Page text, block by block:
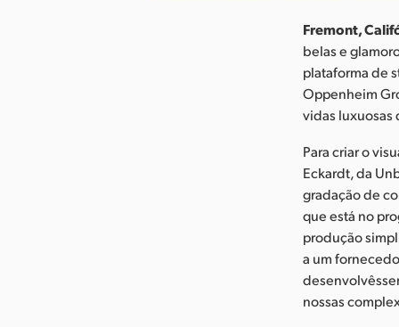
Fremont,
belas e
plataforma de
Oppenheim
vidas luxuosas
Para criar o
Eckardt, da
gradação de
que está no
produção
a um
nossas